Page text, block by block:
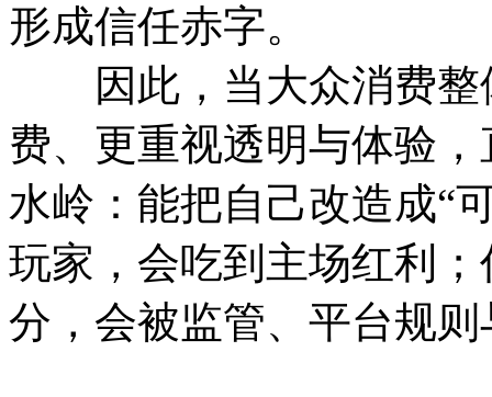
形成信任赤字。
因此，当大众消费整
费、更重视透明与体验
水岭：能把自己改造成“
玩家，会吃到主场红利
分，会被监管、平台规